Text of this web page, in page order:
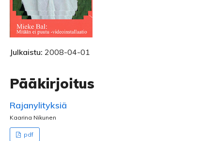
Julkaistu: 2008-04-01
Pääkirjoitus
Rajanylityksiä
Kaarina Nikunen
pdf